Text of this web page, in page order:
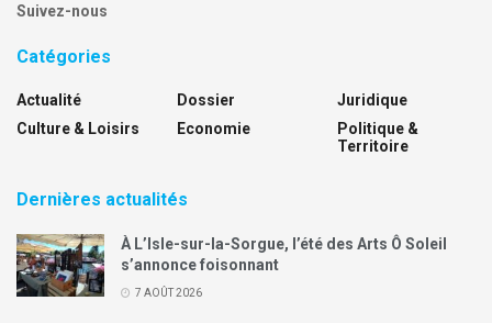
Suivez-nous
Catégories
Actualité
Culture & Loisirs
Dossier
Economie
Juridique
Politique &
Territoire
Dernières actualités
À L’Isle-sur-la-Sorgue, l’été des Arts Ô Soleil
s’annonce foisonnant
7 AOÛT 2026